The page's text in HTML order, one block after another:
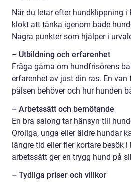
När du letar efter hundklippning i
klokt att tänka igenom både
Några punkter som hjälper i
– Utbildning och erfarenhet
Fråga gärna om hundfrisörens
erfarenhet av just din ras. En
pälsen behöver och hur hunden
– Arbetssätt och bemötande
En bra salong tar hänsyn till
Oroliga, unga eller äldre hundar
längre tid eller fler kortare besök
arbetssätt ger en trygg hund på
– Tydliga priser och villkor